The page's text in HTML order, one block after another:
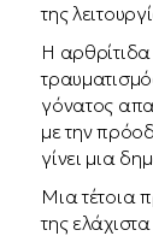
της
Η
γόνατος
με την
γίνει μια
Μια τέτοια
της